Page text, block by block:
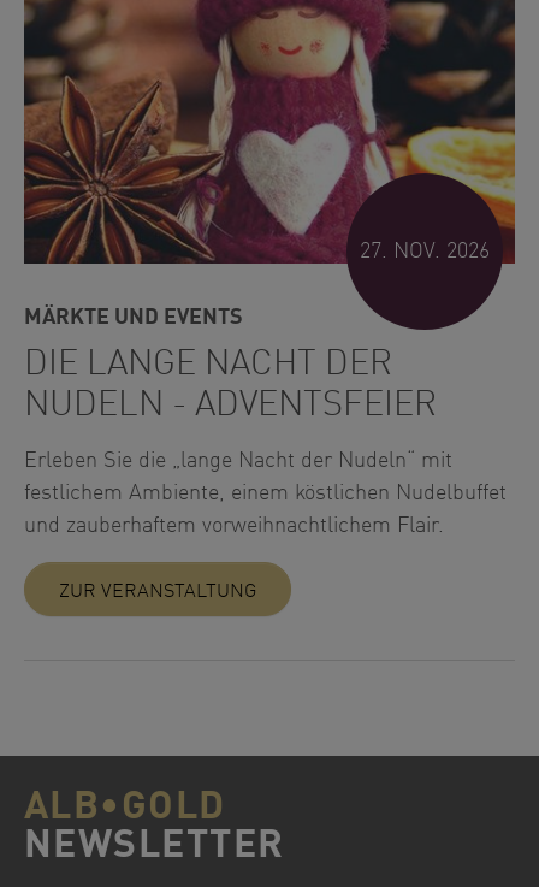
27. NOV. 2026
MÄRKTE UND EVENTS
DIE LANGE NACHT DER
NUDELN - ADVENTSFEIER
Erleben Sie die „lange Nacht der Nudeln“ mit
festlichem Ambiente, einem köstlichen Nudelbuffet
und zauberhaftem vorweihnachtlichem Flair.
ZUR VERANSTALTUNG
ALB•GOLD
NEWSLETTER